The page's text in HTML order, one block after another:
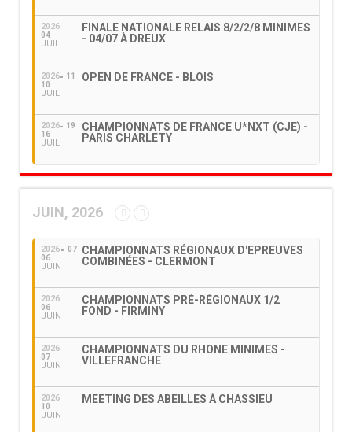
2026
04
JUIL
FINALE NATIONALE RELAIS 8/2/2/8 MINIMES
- 04/07 À DREUX
2026
10
JUIL
11 OPEN DE FRANCE - BLOIS
2026
16
JUIL
19
CHAMPIONNATS DE FRANCE U*NXT (CJE) -
PARIS CHARLETY
JUIN, 2026
2026
06
JUIN
07
CHAMPIONNATS RÉGIONAUX D'EPREUVES
COMBINÉES - CLERMONT
2026
06
JUIN
CHAMPIONNATS PRÉ-RÉGIONAUX 1/2
FOND - FIRMINY
2026
07
JUIN
CHAMPIONNATS DU RHONE MINIMES -
VILLEFRANCHE
2026
10
JUIN
MEETING DES ABEILLES À CHASSIEU